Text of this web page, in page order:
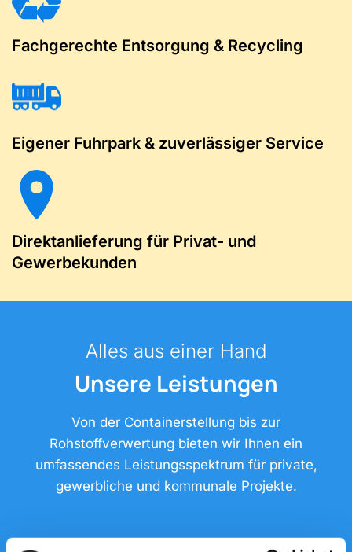
Fachgerechte Entsorgung & Recycling
Eigener Fuhrpark & zuverlässiger Service
Direktanlieferung für Privat- und
Gewerbekunden
Alles aus einer Hand
Unsere Leistungen
Von der Containerstellung bis zur
Rohstoffverwertung bieten wir Ihnen ein
umfassendes Leistungsspektrum für private,
gewerbliche und kommunale Projekte.